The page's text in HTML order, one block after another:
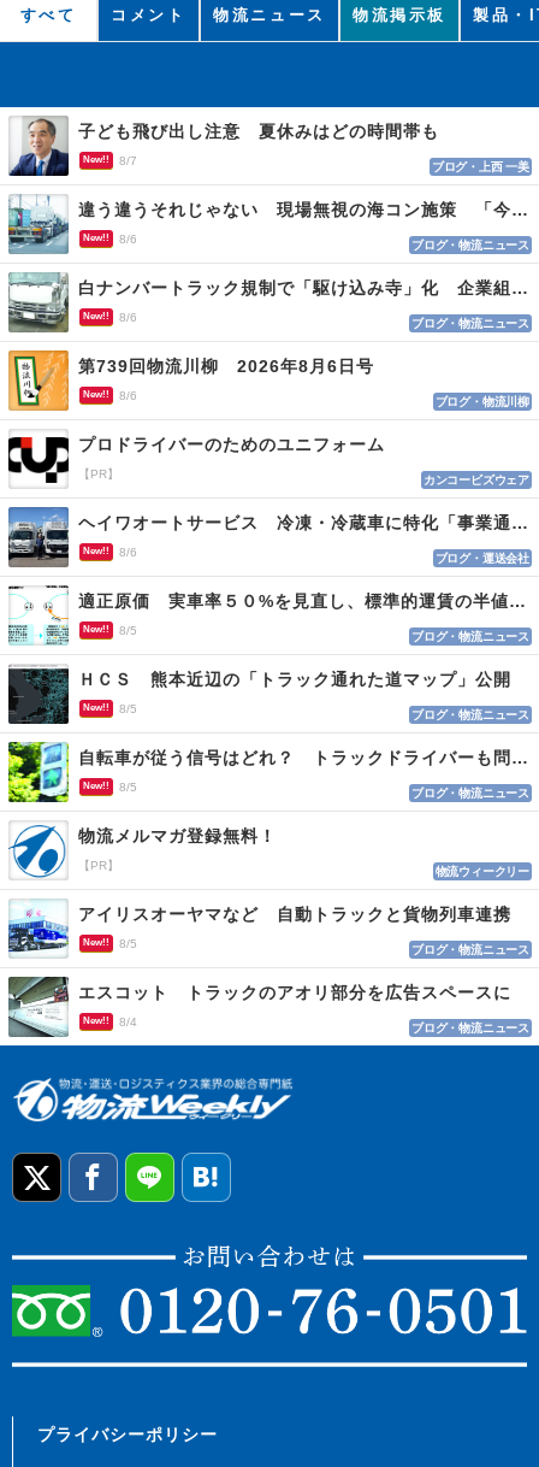
すべて コメント 物流ニュース 物流掲示板 製品・
子ども飛び出し注意 夏休みはどの時間帯も
New!! 8/7 ブログ・上西 一美
違う違うそれじゃない 現場無視の海コン施策 「今でも平均２～３時間は待つ」
New!! 8/6 ブログ・物流ニュース
白ナンバートラック規制で「駆け込み寺」化 企業組合が入会基準を見直しへ
New!! 8/6 ブログ・物流ニュース
第739回物流川柳 2026年8月6日号
New!! 8/6 ブログ・物流川柳
プロドライバーのためのユニフォーム
【PR】 カンコービズウェア
ヘイワオートサービス 冷凍・冷蔵車に特化「事業通じ貢献目指す」
New!! 8/6 ブログ・運送会社
適正原価 実車率５０%を見直し、標準的運賃の半値の恐れも
New!! 8/5 ブログ・物流ニュース
ＨＣＳ 熊本近辺の「トラック通れた道マップ」公開
New!! 8/5 ブログ・物流ニュース
自転車が従う信号はどれ？ トラックドライバーも問われる認識
New!! 8/5 ブログ・物流ニュース
物流メルマガ登録無料！
【PR】 物流ウィークリー
アイリスオーヤマなど 自動トラックと貨物列車連携
New!! 8/5 ブログ・物流ニュース
エスコット トラックのアオリ部分を広告スペースに
New!! 8/4 ブログ・物流ニュース
プライバシーポリシー